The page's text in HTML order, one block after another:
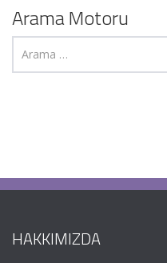
Arama Motoru
HAKKIMIZDA